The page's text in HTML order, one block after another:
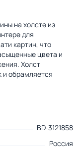
на холсте из
для
картин, что
цвета и
Холст
и обрамляется
BD-3121858
Россия